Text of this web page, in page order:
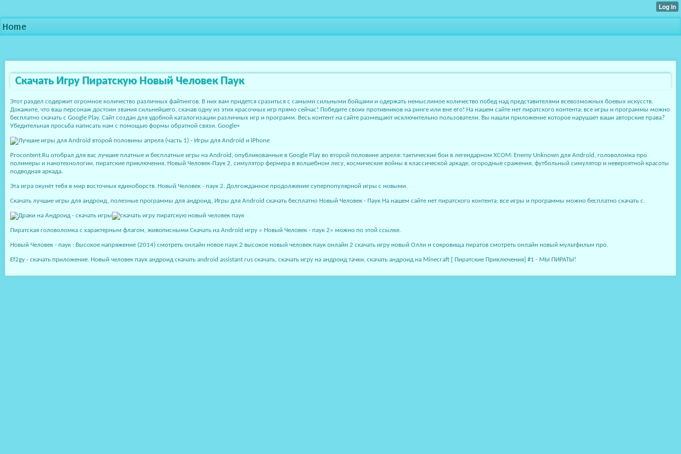
Home
Скачать Игру Пиратскую Новый Человек Паук
Этот раздел содержит огромное количество различных файтингов. В них вам придется сразиться с самыми сильными бойцами и одержать немыслимое количество побед над представителями всевозможных боевых искусств.
Докажите, что ваш персонаж достоин звания сильнейшего, скачав одну из этих красочных игр прямо сейчас! Победите своих противников на ринге или вне его! На нашем сайте нет пиратского контента: все игры и программы можно
бесплатно скачать с Google Play. Сайт создан для удобной каталогизации различных игр и программ. Весь контент на сайте размещают исключительно пользователи. Вы нашли приложение которое нарушает ваши авторские права?
Убедительная просьба написать нам с помощью формы обратной связи. Google+
Procontent.Ru отобрал для вас лучшие платные и бесплатные игры на Android, опубликованные в Google Play во второй половине апреля: тактические бои в легендарном XCOM: Enemy Unknown для Android, головоломка про
полимеры и нанотехнологии, пиратские приключения, Новый Человек-Паук 2, симулятор фермера в волшебном лесу, космические войны в классической аркаде, огородные сражения, футбольный симулятор и невероятной красоты
подводная аркада.
Эта игра окунёт тебя в мир восточных единоборств. Новый Человек - паук 2. Долгожданное продолжение суперпопулярной игры с новыми.
Скачать лучшие игры для андроид, полезные программы для андроид, Игры для Android скачать бесплатно Новый Человек - Паук На нашем сайте нет пиратского контента: все игры и программы можно бесплатно скачать с.
Пиратская головоломка с характерным флагом, живописными Скачать на Android игру « Новый Человек - паук 2» можно по этой ссылке.
Новый Человек - паук : Высокое напряжение (2014) смотреть онлайн новое паук 2 высокое новый человек паук онлайн 2 скачать игру новый Олли и сокровища пиратов смотреть онлайн новый мультфильм про.
Ef2gy - скачать приложение. Новый человек паук андроид скачать android assistant rus скачать, скачать игру на андроид тачки, скачать андроид на Minecraft [ Пиратские Приключения] #1 - МЫ ПИРАТЫ!